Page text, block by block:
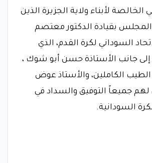
الخالصة لأبناء ولاية الجزيرة الذين
بقيادة الدكتور معتصم
السوداني لكرة القدم، الذي
إلى جانب الأستاذة حسن أبو شوك ،
الكاملين، والأستاذ عوض
لهم جميعاً التوفيق والسداد في
السودانية.